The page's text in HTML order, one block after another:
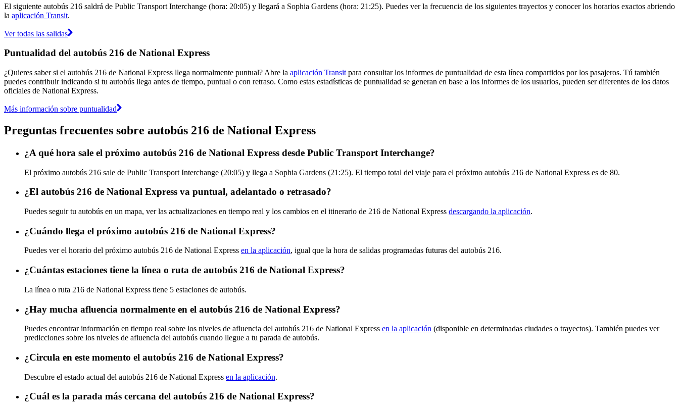
El siguiente autobús 216 saldrá de Public Transport Interchange (hora: 20:05) y llegará a Sophia Gardens (hora: 21:25). Puedes ver la frecuencia de los siguientes trayectos y conocer los horarios exactos abriendo
la aplicación Transit.
Ver todas las salidas
Puntualidad del autobús 216 de National Express
¿Quieres saber si el autobús 216 de National Express llega normalmente puntual? Abre la aplicación Transit para consultar los informes de puntualidad de esta línea compartidos por los pasajeros. Tú también
puedes contribuir indicando si tu autobús llega antes de tiempo, puntual o con retraso. Como estas estadísticas de puntualidad se generan en base a los informes de los usuarios, pueden ser diferentes de los datos
oficiales de National Express.
Más información sobre puntualidad
Preguntas frecuentes sobre autobús 216 de National Express
¿A qué hora sale el próximo autobús 216 de National Express desde Public Transport Interchange?
El próximo autobús 216 sale de Public Transport Interchange (20:05) y llega a Sophia Gardens (21:25). El tiempo total del viaje para el próximo autobús 216 de National Express es de 80.
¿El autobús 216 de National Express va puntual, adelantado o retrasado?
Puedes seguir tu autobús en un mapa, ver las actualizaciones en tiempo real y los cambios en el itinerario de 216 de National Express descargando la aplicación.
¿Cuándo llega el próximo autobús 216 de National Express?
Puedes ver el horario del próximo autobús 216 de National Express en la aplicación, igual que la hora de salidas programadas futuras del autobús 216.
¿Cuántas estaciones tiene la línea o ruta de autobús 216 de National Express?
La línea o ruta 216 de National Express tiene 5 estaciones de autobús.
¿Hay mucha afluencia normalmente en el autobús 216 de National Express?
Puedes encontrar información en tiempo real sobre los niveles de afluencia del autobús 216 de National Express en la aplicación (disponible en determinadas ciudades o trayectos). También puedes ver
predicciones sobre los niveles de afluencia del autobús cuando llegue a tu parada de autobús.
¿Circula en este momento el autobús 216 de National Express?
Descubre el estado actual del autobús 216 de National Express en la aplicación.
¿Cuál es la parada más cercana del autobús 216 de National Express?